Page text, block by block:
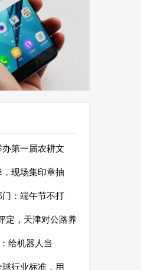
第一届农耕文
现场集印章抽
：端午节不打
定，天津对公路养
给机器人当
行业标准，用